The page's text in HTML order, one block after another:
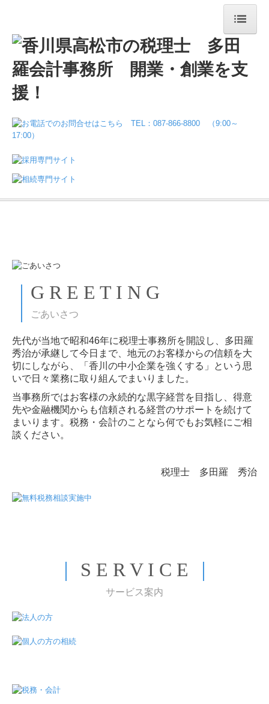
ホーム
事務所案内
お役立ち情報
業務案内
メディア掲載
お問合せ
G R E E T I N G
｜
先代が当地で昭和46年に税理士事務所を開設し、多田羅
秀治が承継して今日まで、地元のお客様からの信頼を大
切にしながら、「香川の中小企業を強くする」という思
いで日々業務に取り組んでまいりました。
当事務所ではお客様の永続的な黒字経営を目指し、得意
先や金融機関からも信頼される経営のサポートを続けて
まいります。税務・会計のことなら何でもお気軽にご相
｜ S E R V I C E ｜